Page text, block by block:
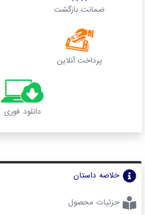
ضمانت بازگشت
پرداخت آنلاین
دانلود فوری
خلاصه داستان
جزئیات محصول